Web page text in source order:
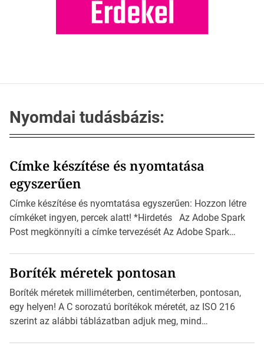
Nyomdai tudásbázis:
Címke készítése és nyomtatása
egyszerűen
Címke készítése és nyomtatása egyszerűen: Hozzon létre
címkéket ingyen, percek alatt! *Hirdetés Az Adobe Spark
Post megkönnyíti a címke tervezését Az Adobe Spark
igazán foroghatnak a kreatív fogaskerekek, miközben
zajlik a saját címke készítése. Hogyan készítsünk címkét?
Válasszon méretet és alakot: Válassza ki a kívánt címke
méretét. Akár néhány […]
Boríték méretek pontosan
Boríték méretek milliméterben, centiméterben, pontosan,
egy helyen! A C sorozatú borítékok méretét, az ISO 216
szerint az alábbi táblázatban adjuk meg, mind